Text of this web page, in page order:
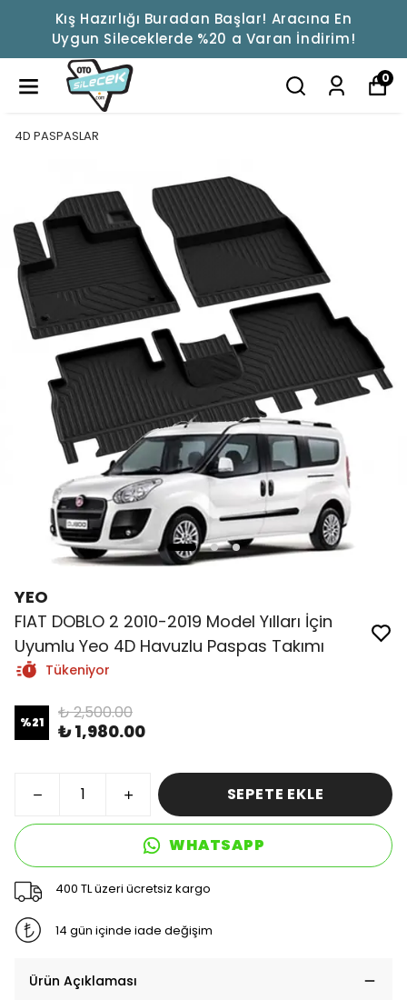
Kış Hazırlığı Buradan Başlar! Aracına En
Uygun Sileceklerde %20 a Varan İndirim!
0
4D PASPASLAR
YEO
FIAT DOBLO 2 2010-2019 Model Yılları İçin
Uyumlu Yeo 4D Havuzlu Paspas Takımı
Tükeniyor
%21 ₺ 2,500.00
₺ 1,980.00
SEPETE EKLE
WHATSAPP
400 TL üzeri ücretsiz kargo
14 gün içinde iade değişim
Ürün Açıklaması